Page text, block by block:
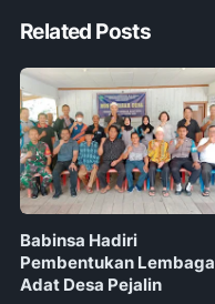
Related Posts
Babinsa Hadiri
Pembentukan Lembaga
Adat Desa Pejalin